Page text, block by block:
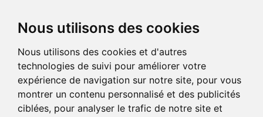
Nous utilisons des cookies
Nous utilisons des cookies et d'autres
technologies de suivi pour améliorer votre
expérience de navigation sur notre site, pour vous
montrer un contenu personnalisé et des publicités
ciblées, pour analyser le trafic de notre site et